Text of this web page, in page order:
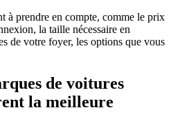
à prendre en compte, comme le prix
la taille nécessaire en
de votre foyer, les options que vous
de voitures
la meilleure